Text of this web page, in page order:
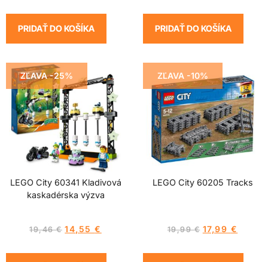
PRIDAŤ DO KOŠÍKA PRIDAŤ DO KOŠÍKA
ZĽAVA -25%
LEGO City 60341 Kladivová
kaskadérska výzva
19,46€ 14,55€
ZĽAVA -10%
LEGO City 60205 Tracks
19,99€ 17,99 €